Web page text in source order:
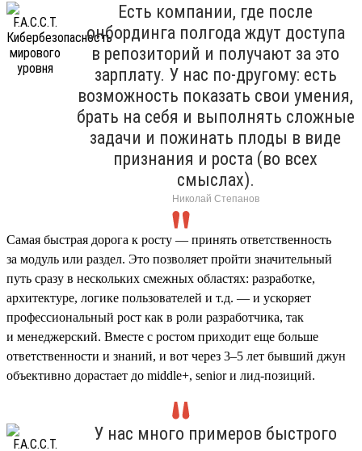
Есть компании, где после
онбординга полгода ждут доступа
в репозиторий и получают за это
зарплату. У нас по-другому: есть
возможность показать свои умения,
брать на себя и выполнять сложные
задачи и пожинать плоды в виде
признания и роста (во всех
смыслах).
Николай Степанов
Самая быстрая дорога к росту — принять ответственность
за модуль или раздел. Это позволяет пройти значительный
путь сразу в нескольких смежных областях: разработке,
архитектуре, логике пользователей и т.д. — и ускоряет
профессиональный рост как в роли разработчика, так
и менеджерский. Вместе с ростом приходит еще больше
ответственности и знаний, и вот через 3–5 лет бывший джун
объективно дорастает до middle+, senior и лид-позиций.
У нас много примеров быстрого